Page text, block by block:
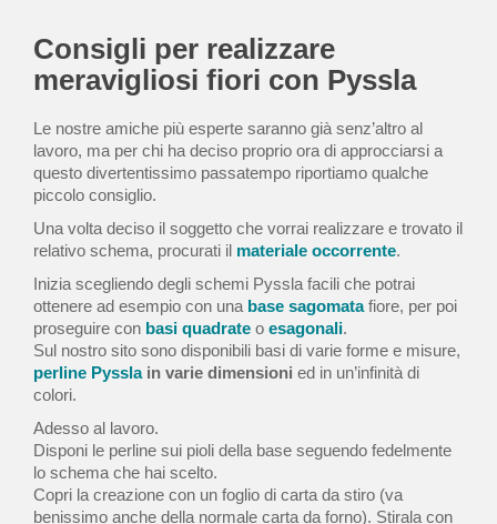
Consigli per realizzare
meravigliosi fiori con Pyssla
Le nostre amiche più esperte saranno già senz’altro al
lavoro, ma per chi ha deciso proprio ora di approcciarsi a
questo divertentissimo passatempo riportiamo qualche
piccolo consiglio.
Una volta deciso il soggetto che vorrai realizzare e trovato il
relativo schema, procurati il materiale occorrente.
Inizia scegliendo degli schemi Pyssla facili che potrai
ottenere ad esempio con una base sagomatafiore, per poi
proseguire con basi quadrate o esagonali.
Sul nostro sito sono disponibili basi di varie forme e misure,
perline Pysslain varie dimensioni ed in un’infinità di
colori.
Adesso al lavoro.
Disponi le perline sui pioli della base seguendo fedelmente
lo schema che hai scelto.
Copri la creazione con un foglio di carta da stiro (va
benissimo anche della normale carta da forno). Stirala con